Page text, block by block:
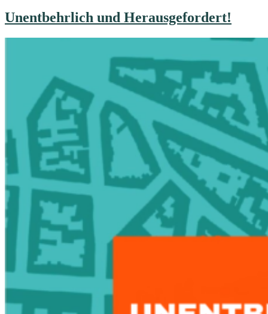
Unentbehrlich und Herausgefordert!